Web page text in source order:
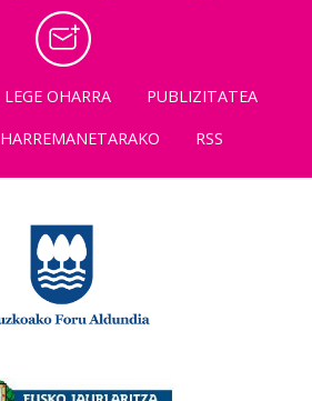
LEGE OHARRA
PUBLIZITATEA
HARREMANETARAKO RSS